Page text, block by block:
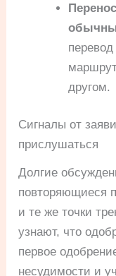
другом.
Сигналы от
прислушаться
Долгие
повторяющиеся
и те же точки
узнают, что
первое
несудимости и